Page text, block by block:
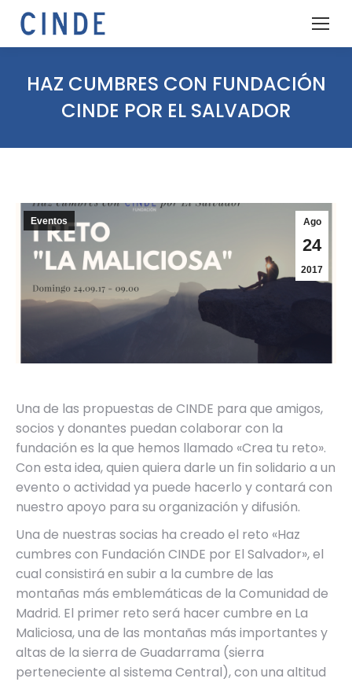
HAZ CUMBRES CON FUNDACIÓN
CINDE POR EL SALVADOR
Ago
24
2017
Eventos
Una de las propuestas de CINDE para que amigos,
socios y donantes puedan colaborar con la
fundación es la que hemos llamado «Crea tu reto».
Con esta idea, quien quiera darle un fin solidario a un
evento o actividad ya puede hacerlo y contará con
nuestro apoyo para su organización y difusión.
Una de nuestras socias ha creado el reto «Haz
cumbres con Fundación CINDE por El Salvador», el
cual consistirá en subir a la cumbre de las
montañas más emblemáticas de la Comunidad de
Madrid. El primer reto será hacer cumbre en La
Maliciosa, una de las montañas más importantes y
altas de la sierra de Guadarrama (sierra
perteneciente al sistema Central), con una altitud